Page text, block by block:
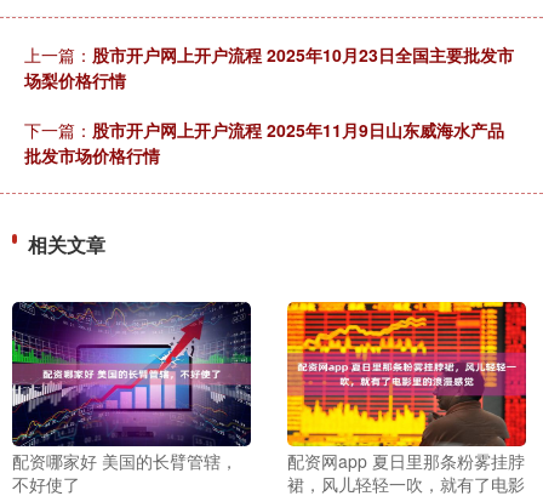
上一篇： 股市开户网上开户流程 2025年10月23日全国主要批发市
场梨价格行情
下一篇： 股市开户网上开户流程 2025年11月9日山东威海水产品
批发市场价格行情
相关文章
配资哪家好 美国的长臂管辖，
不好使了
配资网app 夏日里那条粉雾挂脖
裙，风儿轻轻一吹，就有了电影